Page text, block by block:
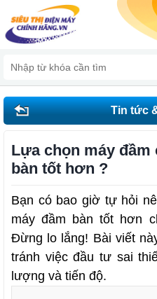
Tin tức
Lựa chọn máy đầm
bàn tốt hơn ?
Bạn có bao giờ tự hỏi
máy đầm bàn tốt hơn
Đừng lo lắng! Bài viết
tránh việc đầu tư sai
lượng và tiến độ.